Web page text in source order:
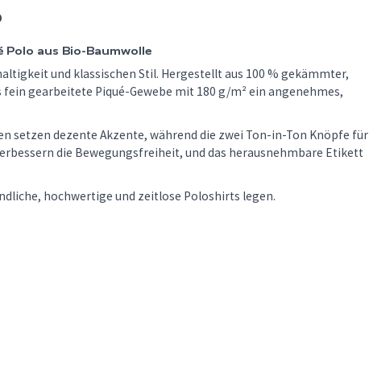
Polo aus Bio-Baumwolle
und klassischen Stil. Hergestellt aus 100 % gekämmter,
gearbeitete Piqué-Gewebe mit 180 g/m² ein angenehmes,
setzen dezente Akzente, während die zwei Ton-in-Ton Knöpfe für
die Bewegungsfreiheit, und das herausnehmbare Etikett
hochwertige und zeitlose Poloshirts legen.